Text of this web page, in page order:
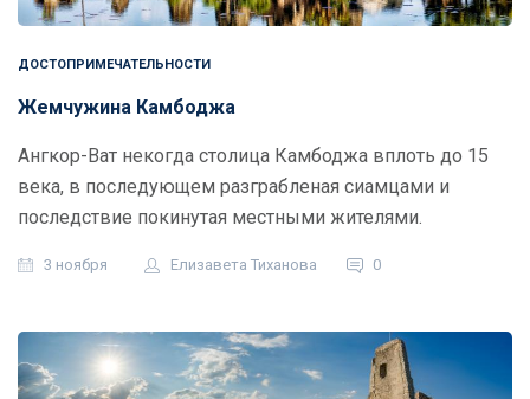
ДОСТОПРИМЕЧАТЕЛЬНОСТИ
Жемчужина Камбоджа
Ангкор-Ват некогда столица Камбоджа вплоть до 15
века, в последующем разграбленая сиамцами и
последствие покинутая местными жителями.
3 ноября Елизавета Тиханова 0